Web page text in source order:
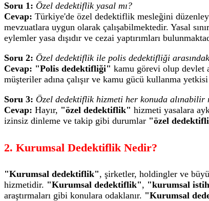
Soru 1: Özel dedektiflik yasal mı?
Cevap: Türkiye'de özel dedektiflik mesleğini
mevzuatlara uygun olarak çalışabilmektedir. Yasal
eylemler yasa dışıdır ve cezai yaptırımları
Soru 2: Özel dedektiflik ile polis dedektifliği
Cevap: "Polis dedektifliği" kamu görevi olup devlet
müşteriler adına çalışır ve kamu gücü kullanma
Soru 3: Özel dedektiflik hizmeti her konuda alınabilir
Cevap: Hayır, "özel dedektiflik" hizmeti yasalara
izinsiz dinleme ve takip gibi durumlar "özel
2. Kurumsal Dedektiflik Nedir?
"Kurumsal dedektiflik", şirketler, holdingler ve
hizmetidir. "Kurumsal dedektiflik", "kurumsal
araştırmaları gibi konulara odaklanır. "Kurumsal